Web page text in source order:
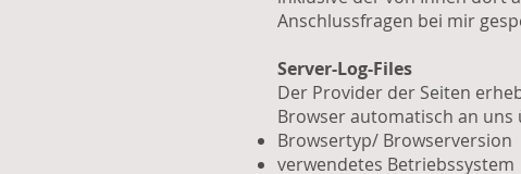
Anschlussfragen bei mir
Server-Log-Files
Der Provider der Seiten
Browser automatisch an
Browsertyp/ Browserversion
verwendetes Betriebssystem